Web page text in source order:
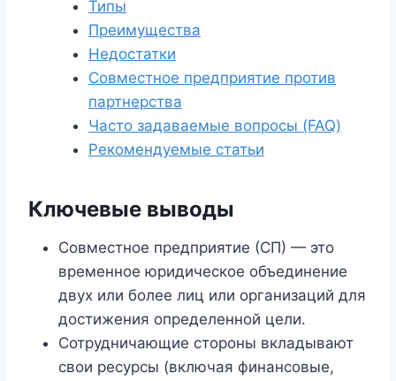
Типы
Преимущества
Недостатки
Совместное предприятие против
партнерства
Часто задаваемые вопросы (FAQ)
Рекомендуемые статьи
Ключевые выводы
Совместное предприятие (СП) — это
временное юридическое объединение
двух или более лиц или организаций для
достижения определенной цели.
Сотрудничающие стороны вкладывают
свои ресурсы (включая финансовые,